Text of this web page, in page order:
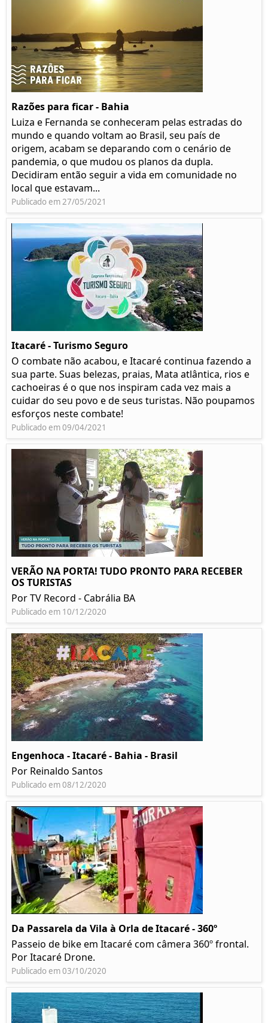
Razões para ficar - Bahia
Luiza e Fernanda se conheceram pelas estradas do
mundo e quando voltam ao Brasil, seu país de
origem, acabam se deparando com o cenário de
pandemia, o que mudou os planos da dupla.
Decidiram então seguir a vida em comunidade no
local que estavam...
Publicado em 27/05/2021
Itacaré - Turismo Seguro
O combate não acabou, e Itacaré continua fazendo a
sua parte. Suas belezas, praias, Mata atlântica, rios e
cachoeiras é o que nos inspiram cada vez mais a
cuidar do seu povo e de seus turistas. Não poupamos
esforços neste combate!
Publicado em 09/04/2021
VERÃO NA PORTA! TUDO PRONTO PARA RECEBER
OS TURISTAS
Por TV Record - Cabrália BA
Publicado em 10/12/2020
Engenhoca - Itacaré - Bahia - Brasil
Por Reinaldo Santos
Publicado em 08/12/2020
Da Passarela da Vila à Orla de Itacaré - 360º
Passeio de bike em Itacaré com câmera 360º frontal.
Por Itacaré Drone.
Publicado em 03/10/2020